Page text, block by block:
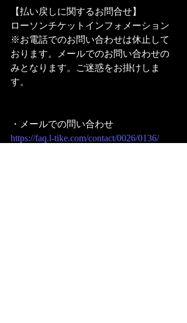
【払い戻しに関するお問合せ】
ローソンチケットインフォメーション
※お電話でのお問い合わせは休止して
おります。メールでのお問い合わせの
みとなります。ご迷惑をお掛けしま
す。
・メールでの問い合わせ
https://faq.l-tike.com/contact/0026/0136/